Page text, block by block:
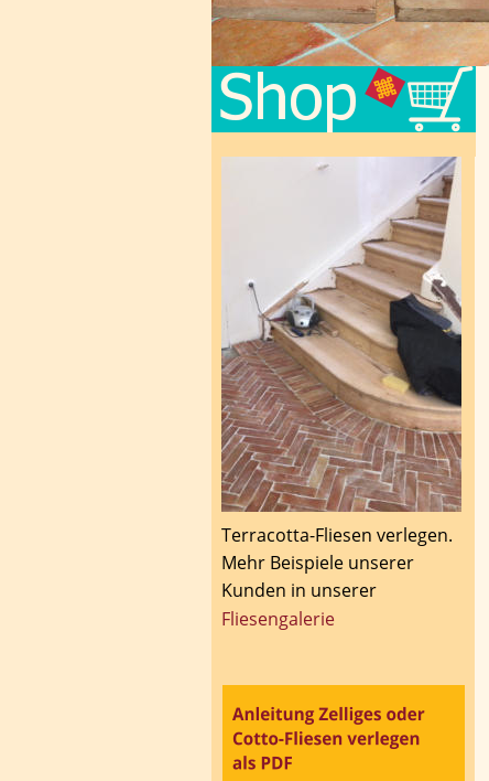
Terracotta-Fliesen verlegen.
Mehr Beispiele unserer
Kunden in unserer
Fliesengalerie